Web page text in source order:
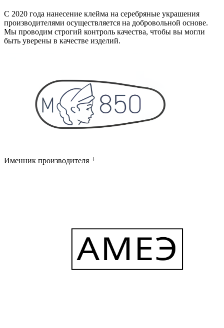
С 2020 года нанесение клейма на серебряные украшения
производителями осуществляется на добровольной основе.
Мы проводим строгий контроль качества, чтобы вы могли
быть уверены в качестве изделий.
Именник производителя